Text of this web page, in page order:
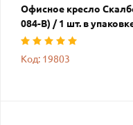
Офисное кресло
084-B) / 1 шт. в
Код: 19803